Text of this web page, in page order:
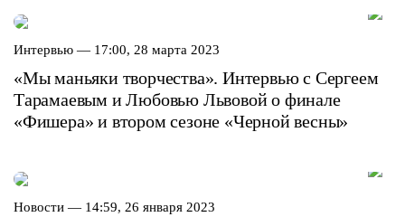
Интервью — 17:00, 28 марта 2023
«Мы маньяки творчества». Интервью с Сергеем
Тарамаевым и Любовью Львовой о финале
«Фишера» и втором сезоне «Черной весны»
Новости — 14:59, 26 января 2023